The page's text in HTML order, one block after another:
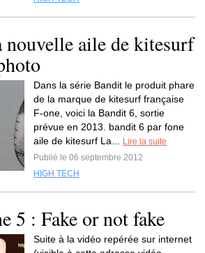
aile de kitesurf
Dans la série Bandit le produit phare
de la marque de kitesurf française
F-one, voici la Bandit 6, sortie
prévue en 2013. bandit 6 par fone
aile de kitesurf La...
Lire la suite
Publié le 06 septembre 2012
HIGH TECH
5 : Fake or not fake
Suite à la vidéo repérée sur internet